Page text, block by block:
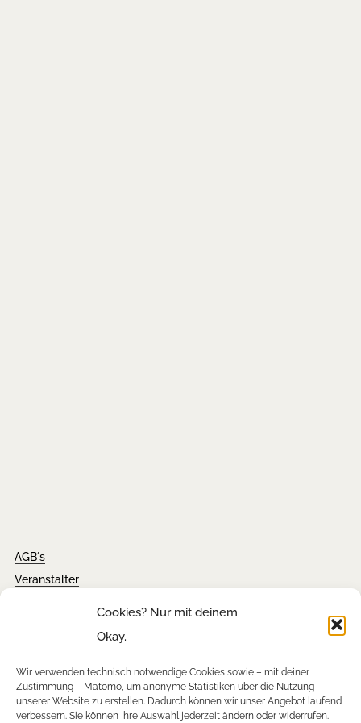
Cookies? Nur mit deinem
Okay.
Wir verwenden technisch notwendige Cookies sowie – mit deiner
Zustimmung – Matomo, um anonyme Statistiken über die Nutzung
unserer Website zu erstellen. Dadurch können wir unser Angebot laufend
verbessern. Sie können Ihre Auswahl jederzeit ändern oder widerrufen.
AGB´s
Veranstalter
Tickets
FAQ´s